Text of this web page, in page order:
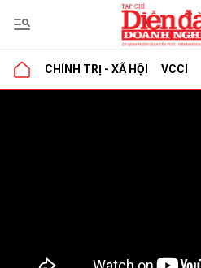
CHÍNH TRỊ - XÃ HỘI VCCI